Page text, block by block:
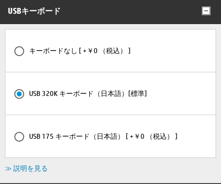
USBキーボード
キーボードなし [ +￥0 （税込） ]
USB 320K キーボード（日本語）[標準]
USB 175 キーボード（日本語） [ +￥0 （税込） ]
≫ 説明を見る